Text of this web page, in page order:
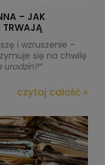
– JAK
TRWAJĄ
i wzruszenie –
się na chwilę
czytaj całość »